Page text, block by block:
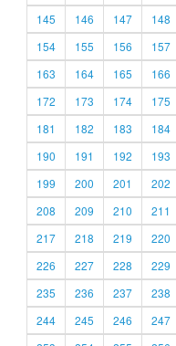
145
146 147 148
154
155 156 157
163
164 165 166
172
173 174 175
181
182 183 184
190
191 192 193
199
200 201 202
208
209 210 211
217
218 219 220
226
227 228 229
235
236 237 238
244
245 246 247